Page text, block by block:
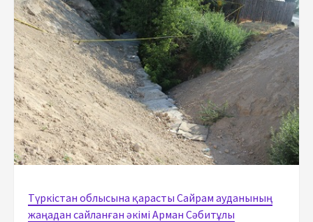
Түркістан облысына қарасты Сайрам ауданының
жаңадан сайланған әкімі Арман Сәбитұлы